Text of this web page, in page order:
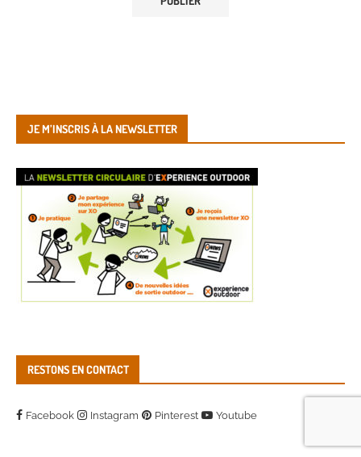
JE M’INSCRIS À LA NEWSLETTER
RESTONS EN CONTACT
Facebook Instagram Pinterest Youtube